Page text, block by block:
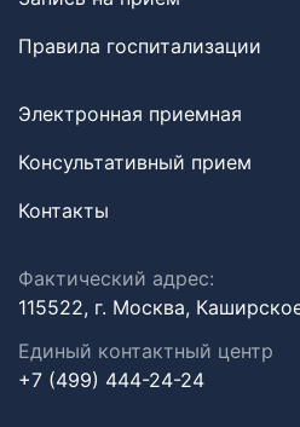
Правила госпитализации
Электронная приемная
Консультативный прием
Контакты
Фактический адрес:
115522, г. Москва,
Единый контактный центр
+7 (499) 444-24-24